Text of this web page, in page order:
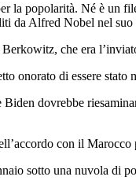
la popolarità. Né è un
da Alfred Nobel nel suo
che era
onorato di essere stato
Biden dovrebbe
con il
sotto una nuvola di